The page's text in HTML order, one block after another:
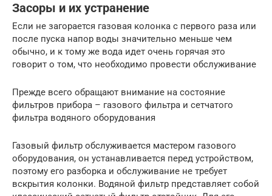
Засоры и их устранение
Если не загорается газовая колонка с первого раза или
после пуска напор воды значительно меньше чем
обычно, и к тому же вода идет очень горячая это
говорит о том, что необходимо провести обслуживание
Прежде всего обращают внимание на состояние
фильтров прибора – газового фильтра и сетчатого
фильтра водяного оборудования
Газовый фильтр обслуживается мастером газового
оборудования, он устанавливается перед устройством,
поэтому его разборка и обслуживание не требует
вскрытия колонки. Водяной фильтр представляет собой